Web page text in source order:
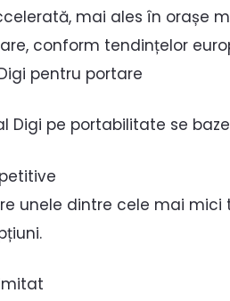
mai ales în orașe
conform tendințelor
pentru portare
Digi pe portabilitate se
unele dintre cele mai